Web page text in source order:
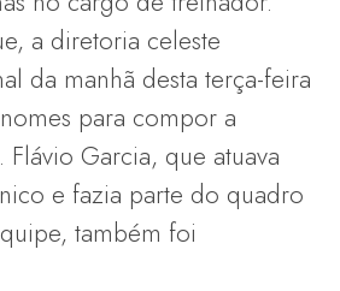
a diretoria celeste
da manhã desta terça-feira
para compor a
Flávio Garcia, que atuava
e fazia parte do quadro
também foi